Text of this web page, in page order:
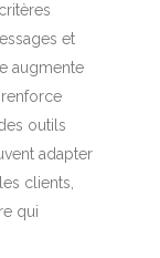
et
augmente
outils
adapter
clients,
qui